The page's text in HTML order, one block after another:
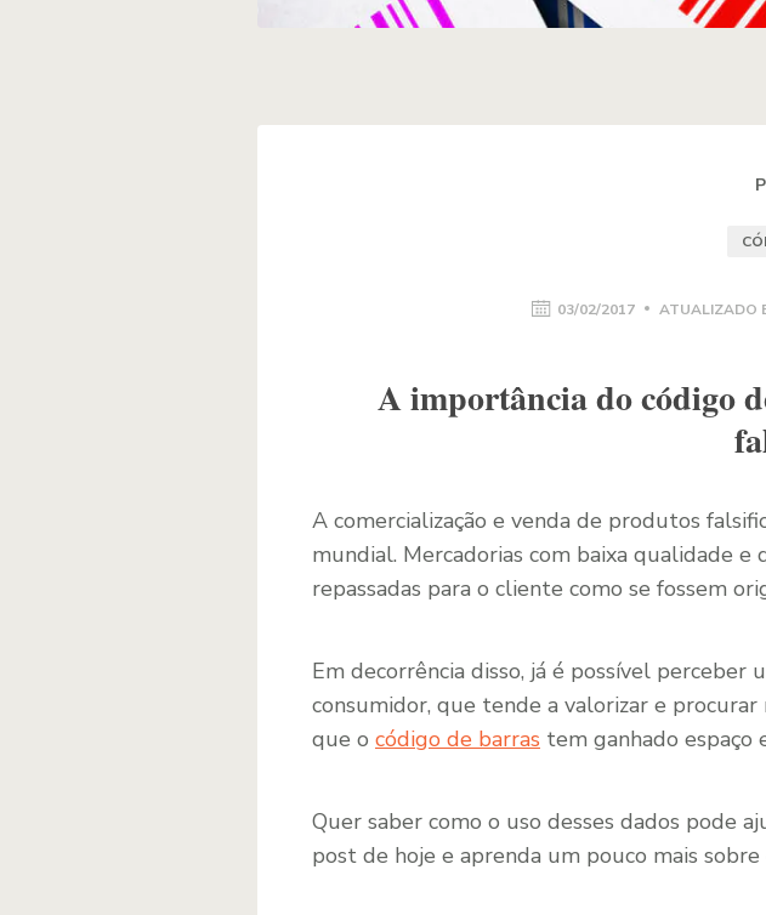
03/02/2017 ATUALIZADO
A importância do código
A comercialização e venda de produtos
mundial. Mercadorias com baixa qualidade e
repassadas para o cliente como se fossem
Em decorrência disso, já é possível
consumidor, que tende a valorizar e
que o código de barras tem ganhado espaço
Quer saber como o uso desses dados pode
post de hoje e aprenda um pouco mais